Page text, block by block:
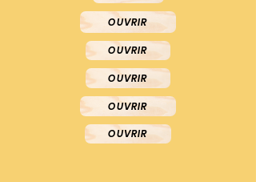
OUVRIR
OUVRIR
OUVRIR
OUVRIR
OUVRIR